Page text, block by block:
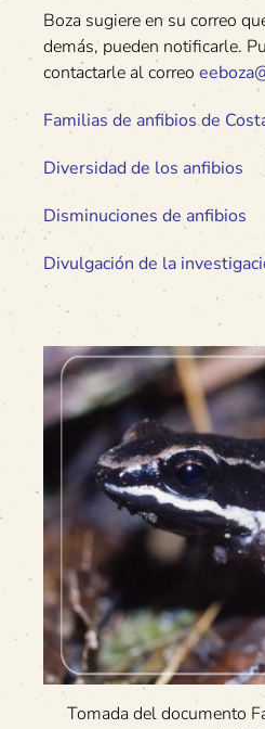
Boza sugiere en su correo
demás, pueden notificarle.
contactarle al correo
Familias de anfibios de
Diversidad de los anfibios
Disminuciones de anfibios
Divulgación de la
Tomada del documento